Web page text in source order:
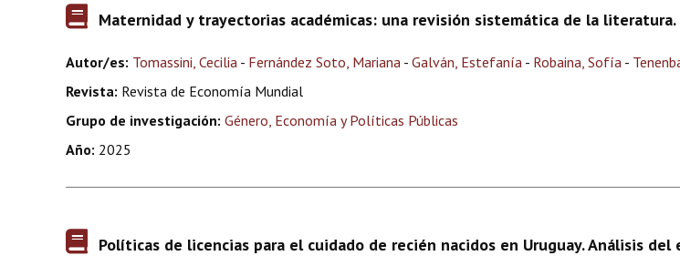
Maternidad y trayectorias académicas: una revisión sistemática de la literatura.
Autor/es: Tomassini, Cecilia - Fernández Soto, Mariana - Galván, Estefanía - Robaina, Sofía -
Revista: Revista de Economía Mundial
Grupo de investigación: Género, Economía y Políticas Públicas
Año: 2025
Políticas de licencias para el cuidado de recién nacidos en Uruguay. Análisis